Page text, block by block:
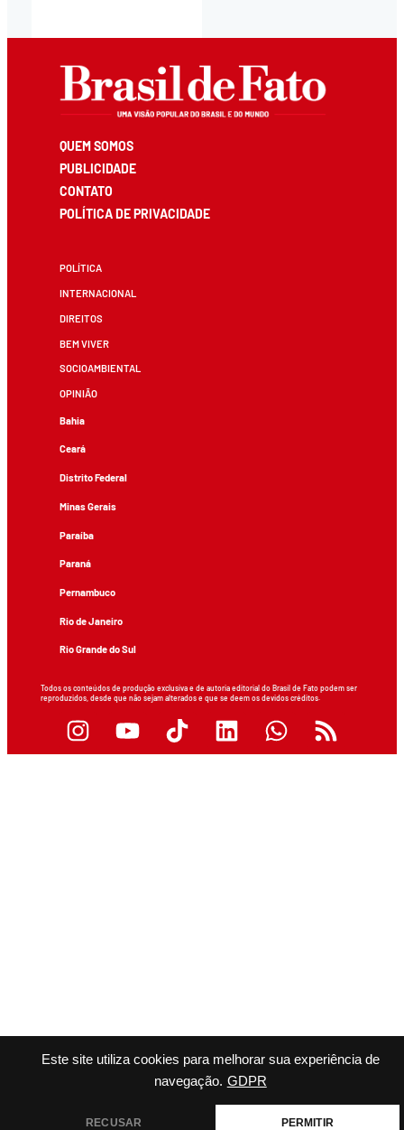
Este site utiliza cookies para melhorar sua experiência de
navegação. GDPR
RECUSAR PERMITIR
QUEM SOMOS
PUBLICIDADE
CONTATO
POLÍTICA DE PRIVACIDADE
POLÍTICA
INTERNACIONAL
DIREITOS
BEM VIVER
SOCIOAMBIENTAL
OPINIÃO
Bahia
Ceará
Distrito Federal
Minas Gerais
Paraíba
Paraná
Pernambuco
Rio de Janeiro
Rio Grande do Sul
Todos os conteúdos de produção exclusiva e de autoria editorial do Brasil de Fato podem ser
reproduzidos, desde que não sejam alterados e que se deem os devidos créditos.